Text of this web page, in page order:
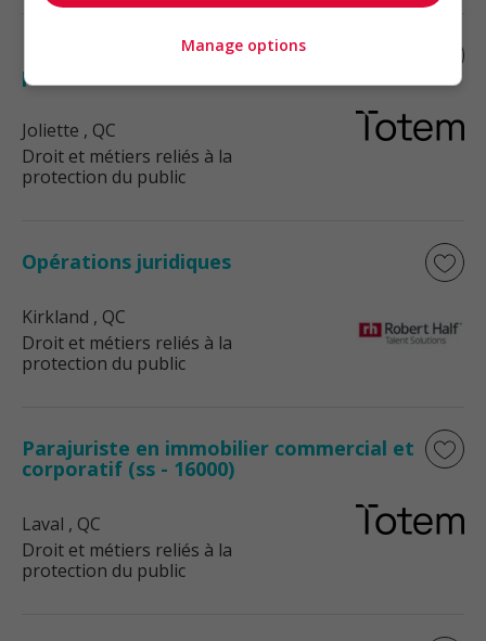
Notaire en immobilier et droit de la
personne (sb - 15909)
Joliette , QC
Droit et métiers reliés à la
protection du public
Opérations juridiques
Kirkland , QC
Droit et métiers reliés à la
protection du public
Parajuriste en immobilier commercial et
corporatif (ss - 16000)
Laval , QC
Droit et métiers reliés à la
protection du public
Manage options